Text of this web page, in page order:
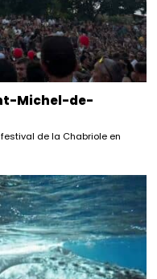
Michel-de-
de la Chabriole en